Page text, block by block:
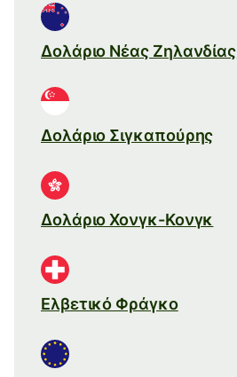
Δολάριο Νέας Ζηλανδίας
Δολάριο Σιγκαπούρης
Δολάριο Χονγκ-Κονγκ
Ελβετικό Φράγκο